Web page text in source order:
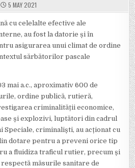
5 MAY 2021
cu celelalte efective ale
au fost la datorie și în
asigurarea unui climat de ordine
sărbătorilor pascale
mai a.c., aproximativ 600 de
ordine publică, rutieră,
criminalității economice,
și explozivi, luptători din cadrul
criminaliști, au acționat cu
dotare pentru a preveni orice tip
a fluidiza traficul rutier, precum și
măsurile sanitare de